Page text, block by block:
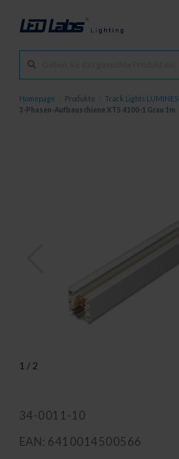
Homepage Produkte Track Lights LUMINES
3-Phasen-Aufbauschiene XTS 4100-1 Grau 1m
1 / 2
34-0011-10
EAN: 6410014500566